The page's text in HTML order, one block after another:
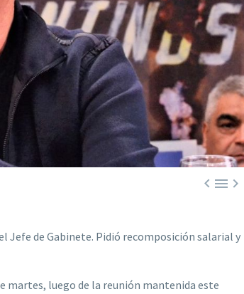

Jefe de Gabinete. Pidió recomposición salarial y
martes, luego de la reunión mantenida este